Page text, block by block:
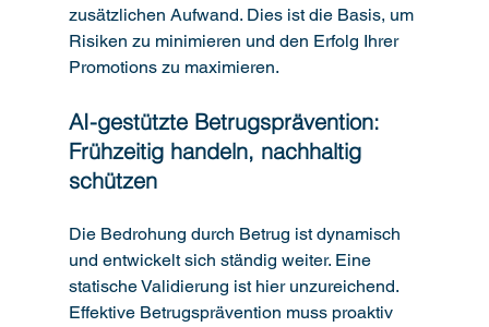
zusätzlichen Aufwand. Dies ist die Basis, um
Risiken zu minimieren und den Erfolg Ihrer
Promotions zu maximieren.
AI-gestützte Betrugsprävention:
Frühzeitig handeln, nachhaltig
schützen
Die Bedrohung durch Betrug ist dynamisch
und entwickelt sich ständig weiter. Eine
statische Validierung ist hier unzureichend.
Effektive Betrugsprävention muss proaktiv